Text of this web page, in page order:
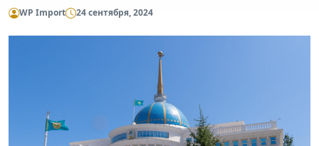
WP Import 24 сентября, 2024